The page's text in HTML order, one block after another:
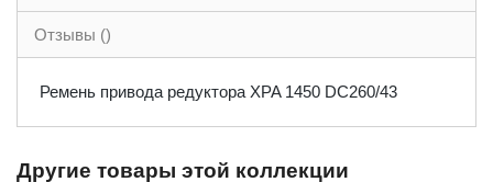
Отзывы ()
Ремень привода редуктора XPA 1450 DC260/43
Другие товары этой коллекции